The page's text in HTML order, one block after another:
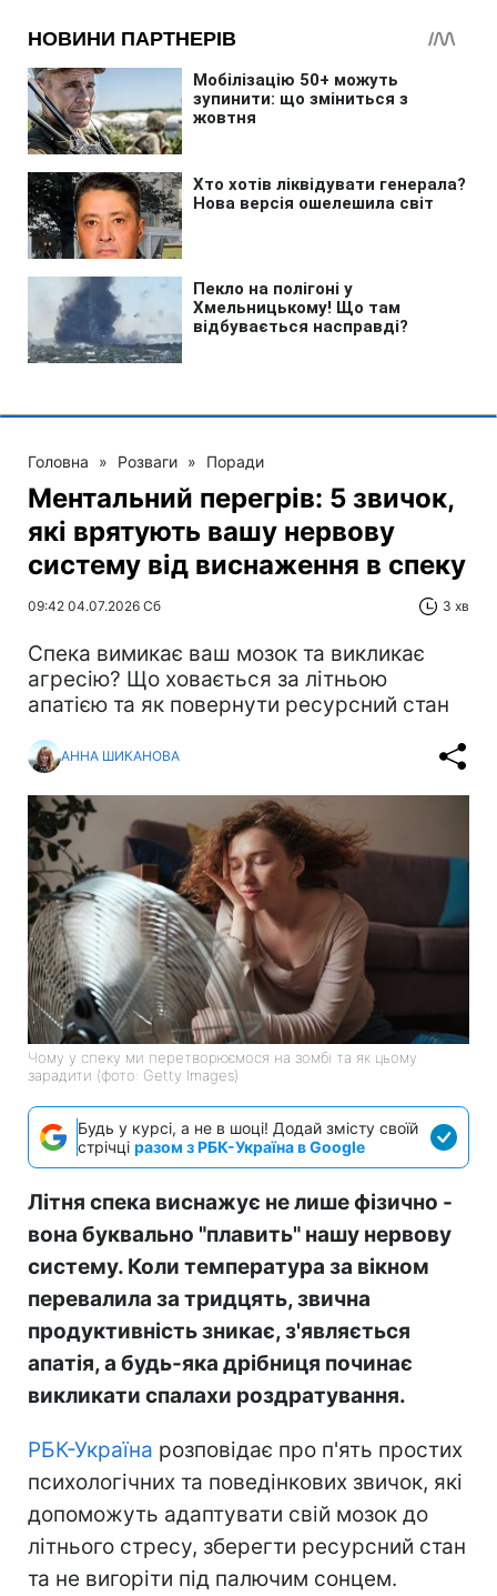
Головна » Розваги » Поради
Ментальний перегрів: 5 звичок,
які врятують вашу нервову
систему від виснаження в спеку
09:42 04.07.2026 Сб 3 хв
Спека вимикає ваш мозок та викликає
агресію? Що ховається за літньою
апатією та як повернути ресурсний стан
АННА ШИКАНОВА
Чому у спеку ми перетворюємося на зомбі та як цьому
зарадити (фото: Getty Images)
Будь у курсі, а не в шоці! Додай змісту своїй
стрічці разом з РБК-Україна в Google
Літня спека виснажує не лише фізично -
вона буквально "плавить" нашу нервову
систему. Коли температура за вікном
перевалила за тридцять, звична
продуктивність зникає, з'являється
апатія, а будь-яка дрібниця починає
викликати спалахи роздратування.
РБК-Україна розповідає про п'ять простих
психологічних та поведінкових звичок, які
допоможуть адаптувати свій мозок до
літнього стресу, зберегти ресурсний стан
та не вигоріти під палючим сонцем.